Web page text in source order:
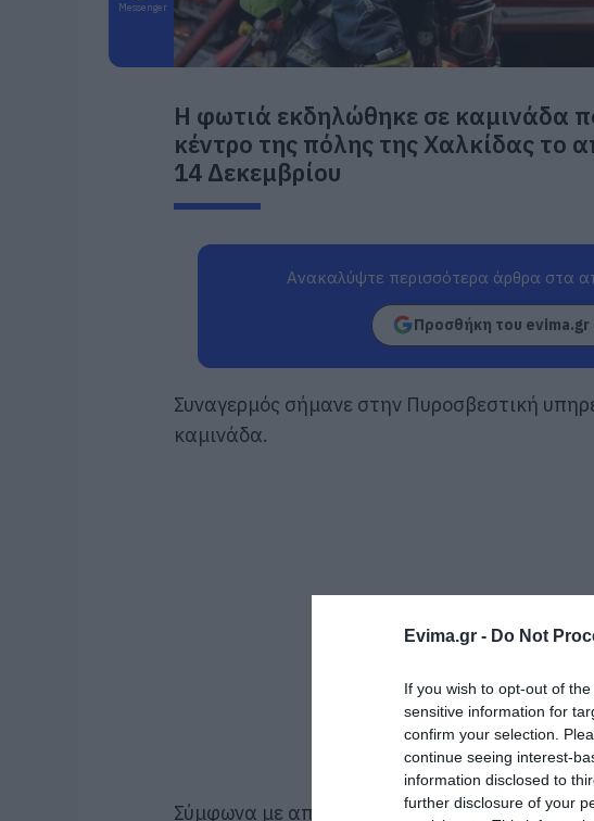
Evima.gr - Do Not
If you wish to opt-out of
sensitive information for
confirm your selection.
continue seeing interest-
information disclosed to
further disclosure of your
Messenger
Η φωτιά εκδηλώθηκε σε καμινάδα
κέντρο της πόλης της Χαλκίδας το
14 Δεκεμβρίου
Ανακαλύψτε περισσότερα άρθρα στα
Προσθήκη του evima.gr
Συναγερμός σήμανε στην Πυροσβεστική
καμινάδα.
Σύμφωνα με αποκλειστικές πληροφορίες